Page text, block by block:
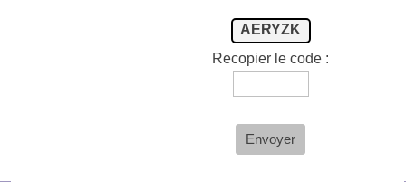
AERYZK
Recopier le code :
Envoyer